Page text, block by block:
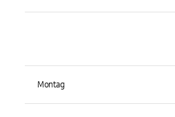
Montag